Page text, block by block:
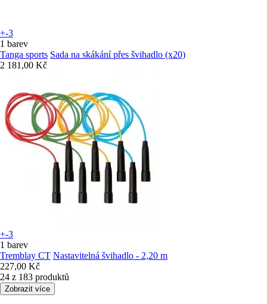
+-3
1 barev
Tanga sports Sada na skákání přes švihadlo (x20)
2 181,00 Kč
+-3
1 barev
Tremblay CT Nastavitelná švihadlo - 2,20 m
227,00 Kč
24 z 183 produktů
Zobrazit více